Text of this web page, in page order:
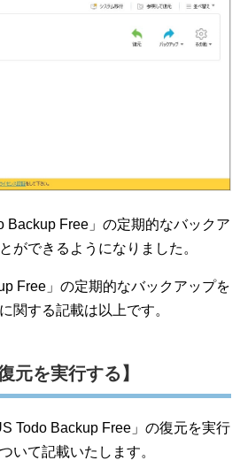
Backup Free」の定期的なバックア
ができるようになりました。
Free」の定期的なバックアップを
関する記載は以上です。
元を実行する】
Todo Backup Free」の復元を実行
いて記載いたします。